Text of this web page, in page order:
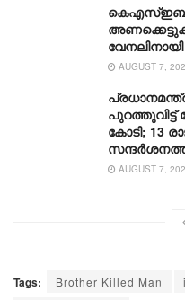
AUGUST 7,
പുറത്തുവിട്ട്
കോടി; 13
AUGUST 7,
Tags: Brother Killed Man